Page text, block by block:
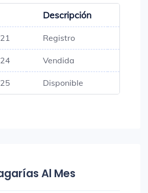
Descripción
Registro
Vendida
Disponible
Al Mes